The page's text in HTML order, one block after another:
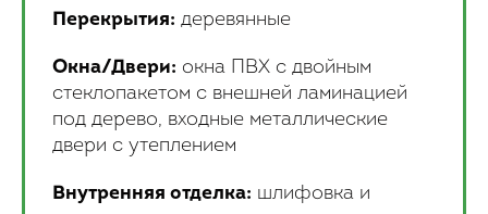
Перекрытия: деревянные
Окна/Двери: окна ПВХ с двойным
стеклопакетом с внешней ламинацией
под дерево, входные металлические
двери с утеплением
Внутренняя отделка: шлифовка и